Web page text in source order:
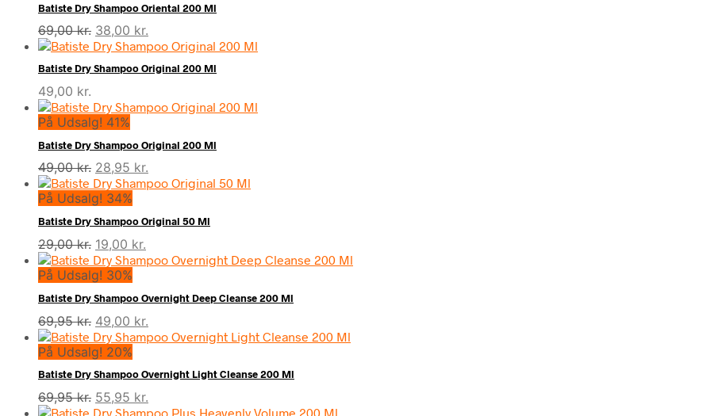
69,00 kr..35,00 kr..
Batiste Dry Shampoo Oriental 200 Ml
69,00kr. Den
oprindelige
pris
var:
38,00 kr.
aktuelle
pris
er:
Batiste Dry Shampoo Original 200 Ml
49,00 kr.
På Udsalg! 41%
Batiste Dry Shampoo Original 200 Ml
49,00kr. Den
oprindelige
pris
var:
49,00 kr..
28,95 kr.
aktuelle
er:
28,95 kr..
På Udsalg! 34%
Batiste Dry Shampoo Original 50 Ml
29,00kr. Den
oprindelige
pris
var:
29,00 kr..
19,00 kr.
aktuelle
er:
19,00 kr..
På Udsalg! 30%
Batiste Dry Shampoo Overnight Deep Cleanse 200 Ml
69,95kr. Den
oprindelige
pris
var:
69,95 kr..
49,00 kr.
aktuelle
49,00 kr..
På Udsalg! 20%
Batiste Dry Shampoo Overnight Light Cleanse 200 Ml
69,95kr. Den
oprindelige
55,95 kr.
aktuelle